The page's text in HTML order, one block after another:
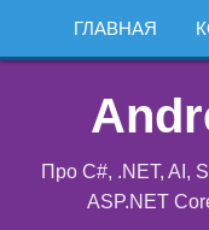
ГЛАВНАЯ
Про C#, .NET, AI,
ASP.NET